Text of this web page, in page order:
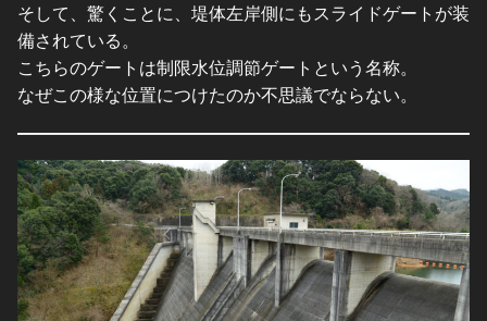
そして、驚くことに、堤体左岸側にもスライドゲートが装
備されている。
こちらのゲートは制限水位調節ゲートという名称。
なぜこの様な位置につけたのか不思議でならない。